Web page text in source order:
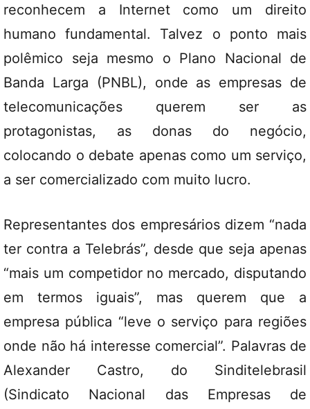
reconhecem a Internet como um direito
humano fundamental. Talvez o ponto mais
polêmico seja mesmo o Plano Nacional de
Banda Larga (PNBL), onde as empresas de
telecomunicações querem ser as
protagonistas, as donas do negócio,
colocando o debate apenas como um serviço,
a ser comercializado com muito lucro.
Representantes dos empresários dizem “nada
ter contra a Telebrás”, desde que seja apenas
“mais um competidor no mercado, disputando
em termos iguais”, mas querem que a
empresa pública “leve o serviço para regiões
onde não há interesse comercial”. Palavras de
Alexander Castro, do Sinditelebrasil
(Sindicato Nacional das Empresas de